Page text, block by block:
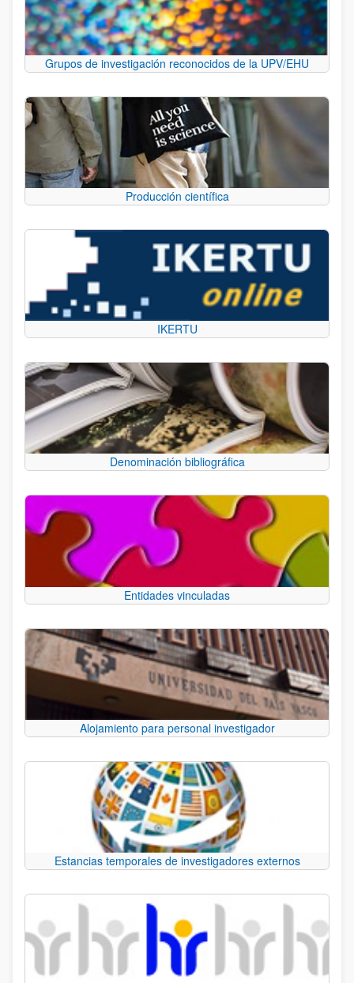
Grupos de investigación reconocidos de la UPV/EHU
Producción científica
IKERTU
Denominación bibliográfica
Entidades vinculadas
Alojamiento para personal investigador
Estancias temporales de investigadores externos